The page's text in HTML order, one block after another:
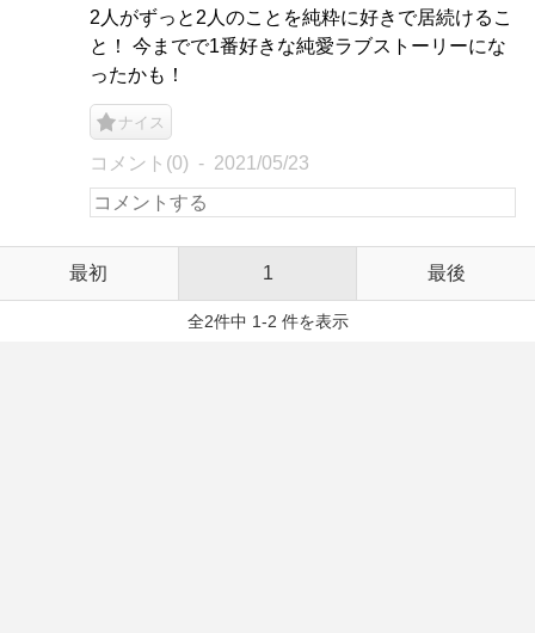
2人がずっと2人のことを純粋に好きで居続けるこ
と！ 今までで1番好きな純愛ラブストーリーにな
ったかも！
ナイス
コメント(0) 2021/05/23
最初 1 最後
全2件中 1-2 件を表示